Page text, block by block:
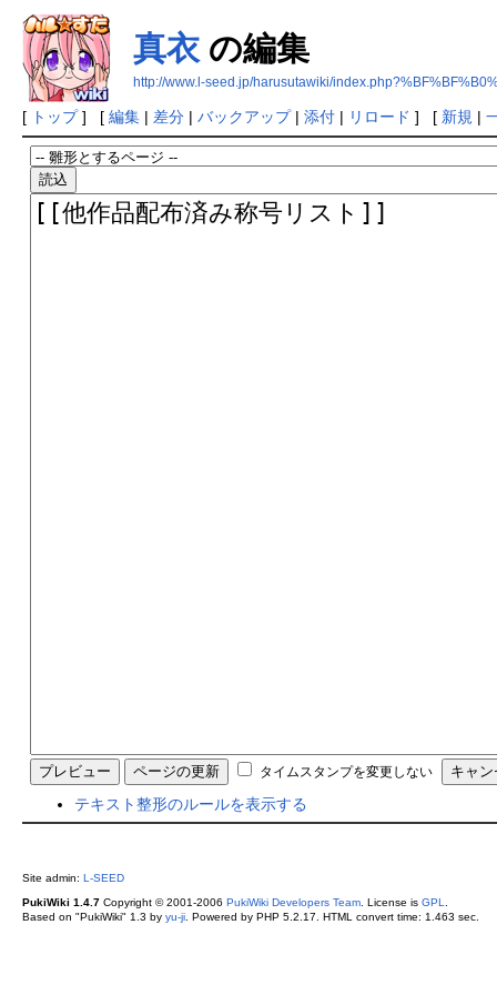
真衣の編集
http://www.l-seed.jp/harusutawiki/
[ トップ] [ 編集| 差分| バックアップ| 添付| リロード ] [ 新規 |
タイムスタンプを変更しない
テキスト整形のルールを表示する
Site admin: L-SEED
PukiWiki 1.4.7Copyright © 2001-2006 PukiWiki Developers Team. License is GPL
Based on "PukiWiki" 1.3 by yu-ji. Powered by PHP 5.2.17. HTML convert time: 1.463 sec.